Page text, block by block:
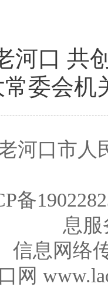
河口 共
委会机
河口市
备
息服
信息网络
网